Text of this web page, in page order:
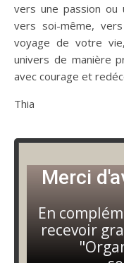
vers une passion ou
vers soi-même,
voyage de votre
univers de manière
avec courage et
Thia
Merci
En
recevoir